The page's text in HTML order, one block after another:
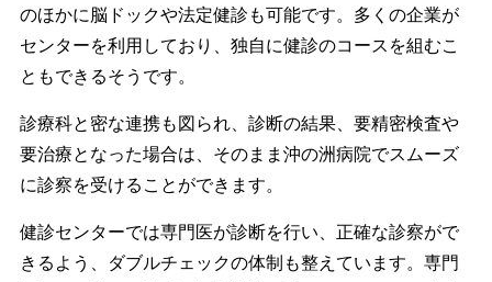
のほかに脳ドックや法定健診も可能です。多くの企業が
センターを利用しており、独自に健診のコースを組むこ
ともできるそうです。
診療科と密な連携も図られ、診断の結果、要精密検査や
要治療となった場合は、そのまま沖の洲病院でスムーズ
に診察を受けることができます。
健診センターでは専門医が診断を行い、正確な診察がで
きるよう、ダブルチェックの体制も整えています。専門